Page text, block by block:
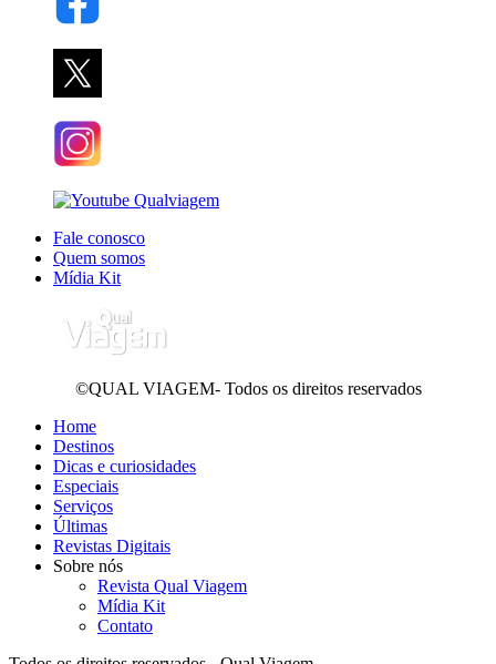
Fale conosco
Quem somos
Mídia Kit
©QUAL VIAGEM- Todos os direitos reservados
Home
Destinos
Dicas e curiosidades
Especiais
Serviços
Últimas
Revistas Digitais
Sobre nós
Revista Qual Viagem
Mídia Kit
Contato